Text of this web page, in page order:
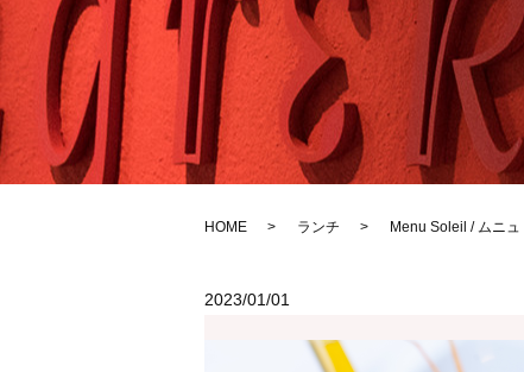
HOME ランチ Menu Soleil / ムニ
2023/01/01